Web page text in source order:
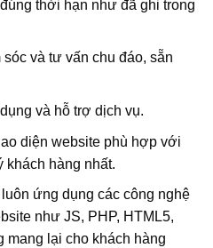
thời hạn như đã ghi trong
và tư vấn chu đáo, sẵn
và hỗ trợ dịch vụ.
diện website phù hợp với
khách hàng nhất.
ứng dụng các công nghệ
như JS, PHP, HTML5,
lại cho khách hàng